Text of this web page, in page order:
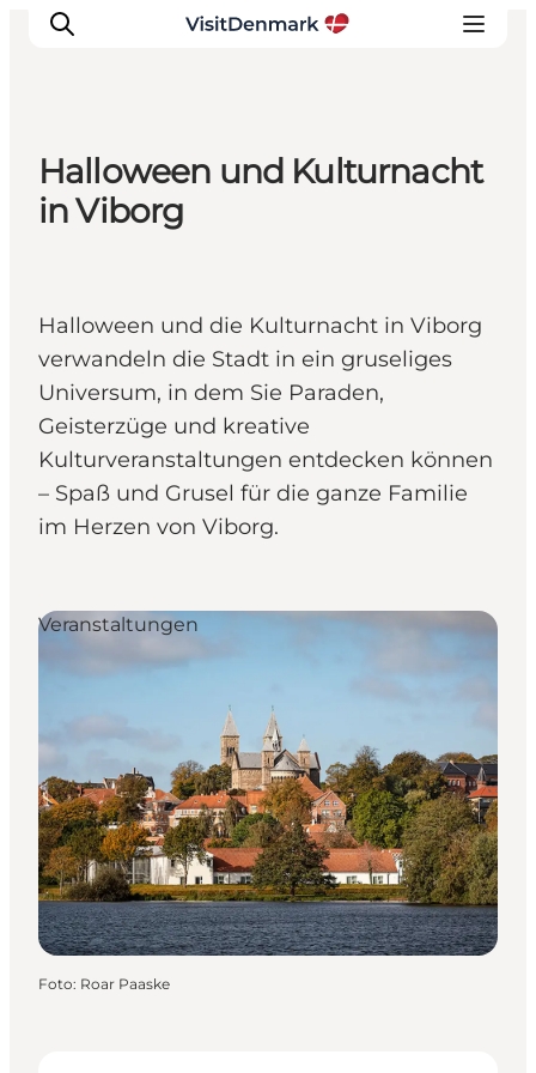
Inspiration
Regionen
Reiseplanung
Halloween und Kulturnacht
in Viborg
Halloween und die Kulturnacht in Viborg
verwandeln die Stadt in ein gruseliges
Universum, in dem Sie Paraden,
Geisterzüge und kreative
Kulturveranstaltungen entdecken können
– Spaß und Grusel für die ganze Familie
im Herzen von Viborg.
Veranstaltungen
Foto: Roar Paaske